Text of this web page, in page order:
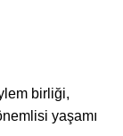
birliği,
yaşamı